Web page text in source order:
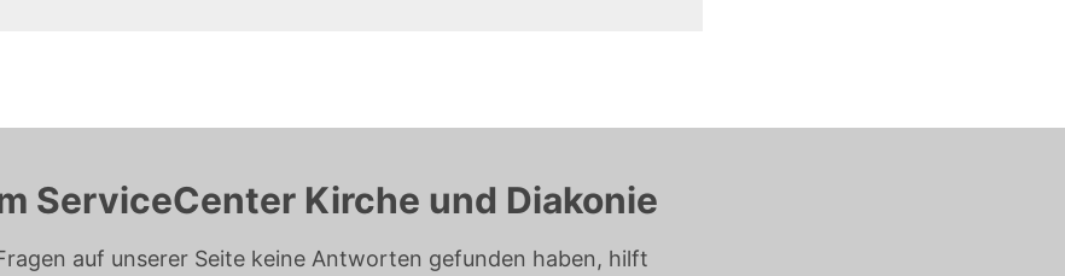
ServiceCenter Kirche und Diakonie
auf unserer Seite keine Antworten gefunden haben, hilft